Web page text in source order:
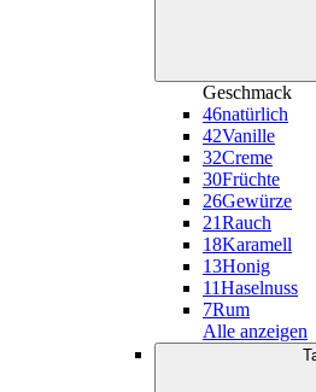
Geschmack
46natürlich
42Vanille
32Creme
30Früchte
26Gewürze
21Rauch
18Karamell
13Honig
11Haselnuss
7Rum
Alle anzeigen